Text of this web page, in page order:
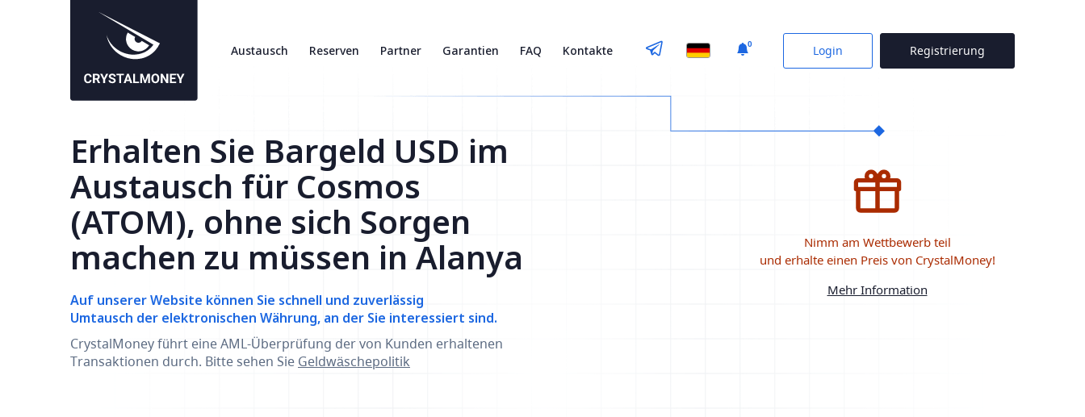
Austausch Reserven Partner Garantien FAQ Kontakte 0 Login Registrierung
Erhalten Sie Bargeld USD im
Austausch für Cosmos
(ATOM), ohne sich Sorgen
machen zu müssen in Alanya
Auf unserer Website können Sie schnell und zuverlässig
Umtausch der elektronischen Währung, an der Sie interessiert sind.
CrystalMoney führt eine AML-Überprüfung der von Kunden erhaltenen
Transaktionen durch. Bitte sehen Sie Geldwäschepolitik
Nimm am Wettbewerb teil
und erhalte einen Preis von CrystalMoney!
Mehr Information